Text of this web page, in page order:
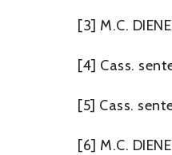
[3] M.C.
[4] Cass.
[5] Cass.
[6] M.C.